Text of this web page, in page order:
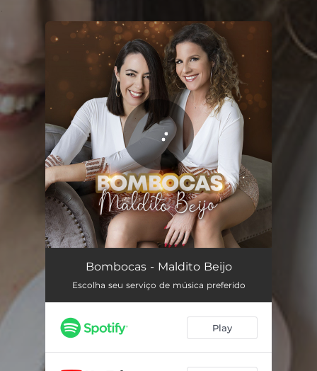
You're all set!
Maldito Beijo
Bombocas - Maldito Beijo
Escolha seu serviço de música preferido
Play